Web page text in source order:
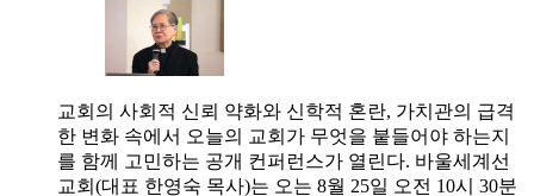
교회의 사회적 신뢰 약화와 신학적 혼란, 가치관의 급격
한 변화 속에서 오늘의 교회가 무엇을 붙들어야 하는지
를 함께 고민하는 공개 컨퍼런스가 열린다. 바울세계선
교회(대표 한영숙 목사)는 오는 8월 25일 오전 10시 30분